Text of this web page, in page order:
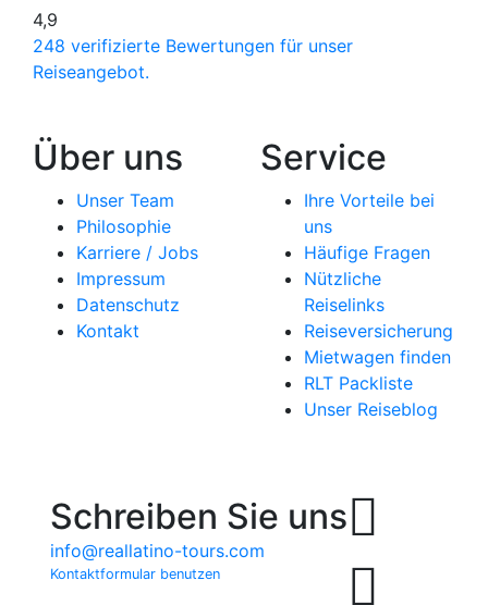
4,9
248 verifizierte Bewertungen für unser
Reiseangebot.
Über uns
Unser Team
Philosophie
Karriere / Jobs
Impressum
Datenschutz
Kontakt
Service
Ihre Vorteile bei
uns
Häufige Fragen
Nützliche
Reiselinks
Reiseversicherung
Mietwagen finden
RLT Packliste
Unser Reiseblog
Schreiben Sie uns
info@reallatino-tours.com
Kontaktformular benutzen